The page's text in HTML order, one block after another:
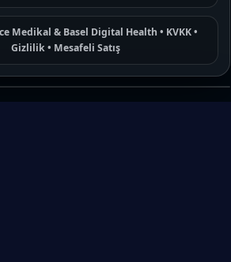
Medikal & Basel Digital Health • KVKK•
Gizlilik• Mesafeli Satış